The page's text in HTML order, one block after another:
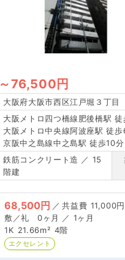
～76,500円
大阪府大阪市西区江戸堀３丁目
大阪メトロ四つ橋線肥後橋駅 徒
大阪メトロ中央線阿波座駅 徒歩
京阪中之島線中之島駅 徒歩10分
鉄筋コンクリート造 ／ 15
階建
68,500円 ／
11,000円
0ヶ月 ／ 1ヶ月
1K 21.66m² 4階
エクセレント